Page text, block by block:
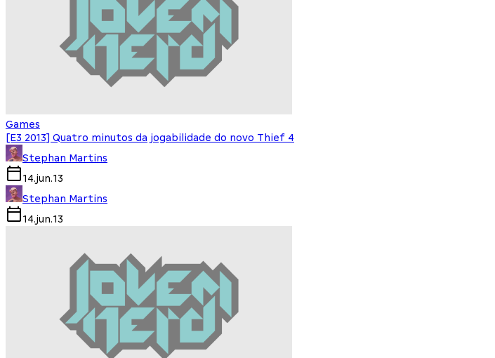
Games
[E3 2013] Quatro minutos da jogabilidade do novo Thief 4
Stephan Martins
14.jun.13
Stephan Martins
14.jun.13